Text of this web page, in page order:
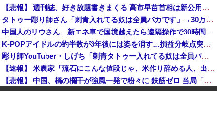
【悲報】 週刊誌、好き放題書きまくる 高市早苗首相は新公用車の贅を尽くした後部座席でたばこを吸うのが至福の時間「どんどん延びる乗車時間」
タトゥー彫り師さん「刺青入れてる奴は全員バカです」→30万再生ｗｗｗｗｗｗ
中国人のリウさん、新エネ車で国境越えたら遠隔操作で30時間ロックされる！
K-POPアイドルの約半数が3年後には姿を消す…損益分岐点突破は4％未満
彫り師YouTuber・しげち「刺青タトゥー入れてる奴は全員バカです」「すごい民度低い」「5000円好きなんすよ、バカって」
【速報】 米農家「流石にこんな値段じゃ、米作り辞める人、出るんじゃないかなあ？？」
【悲報】 中国、橋の欄干が強風一発で粉々に 鉄筋ゼロ 当局「接着剤でくっつけただけ」「正常で、品質問題はない」
中国「大洪水！」三峡ダム「9門開放！（全力放流」中国都市「三峡沿線の道路水没」中国政府「高速道路封鎖！」中国ダム「緊急放流に合わせて開門（土砂崩れ発生」→